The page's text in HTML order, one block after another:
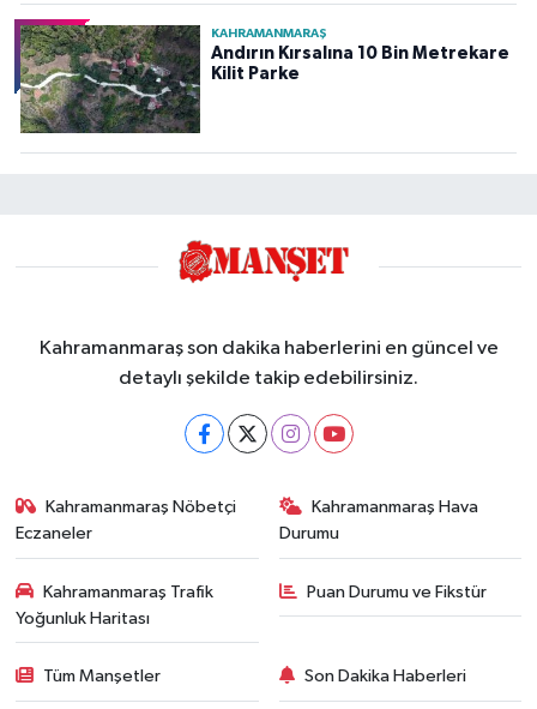
KAHRAMANMARAŞ
Andırın Kırsalına 10 Bin Metrekare
Kilit Parke
Kahramanmaraş son dakika haberlerini en güncel ve
detaylı şekilde takip edebilirsiniz.
Kahramanmaraş Nöbetçi
Eczaneler
Kahramanmaraş Hava
Durumu
Kahramanmaraş Trafik
Yoğunluk Haritası
Puan Durumu ve Fikstür
Tüm Manşetler Son Dakika Haberleri